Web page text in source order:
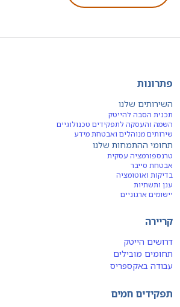
פתרונות
השירותים שלנו
תכנית הסבה להייטק
השמה והעסקה לתפקידים טכנולוגיים
שירותים מנוהלים ואבטחת מידע
תחומי ההתמחות שלנו
טרנספורמציה עסקית
אבטחת סייבר
בדיקות ואוטומציה
ענן ותשתיות
יישומים ארגוניים
קריירה
דרושים הייטק
תחומים מובילים
עבודה באקספריס
תפקידים חמים